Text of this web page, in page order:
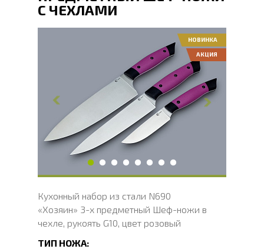
С ЧЕХЛАМИ
302, 294, 207
184, 165, 98
Ширина клинка, мм
49, 34, 24
Толщина обуха, мм
2.1
Длина рукояти, мм
118, 129, 109
Твердость клинка, HRC
Вес, г
НОВИНКА
АКЦИЯ
Кухонный набор из стали N690
«Хозяин» 3-х предметный Шеф-ножи в
чехле, рукоять G10, цвет розовый
ТИП НОЖА: